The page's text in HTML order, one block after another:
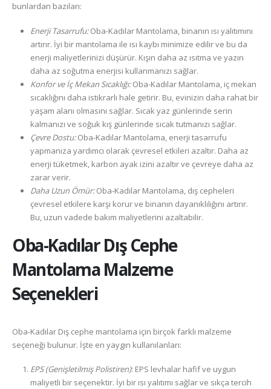
bunlardan bazıları:
Enerji Tasarrufu:Oba-Kadılar Mantolama, binanın ısı yalıtımını
artırır. İyi bir mantolama ile ısı kaybı minimize edilir ve bu da
enerji maliyetlerinizi düşürür. Kışın daha az ısıtma ve yazın
daha az soğutma enerjisi kullanmanızı sağlar.
Konfor ve İç Mekan Sıcaklığı:Oba-Kadılar Mantolama, iç mekan
sıcaklığını daha istikrarlı hale getirir. Bu, evinizin daha rahat bir
yaşam alanı olmasını sağlar. Sıcak yaz günlerinde serin
kalmanızı ve soğuk kış günlerinde sıcak tutmanızı sağlar.
Çevre Dostu:Oba-Kadılar Mantolama, enerji tasarrufu
yapmanıza yardımcı olarak çevresel etkileri azaltır. Daha az
enerji tüketmek, karbon ayak izini azaltır ve çevreye daha az
zarar verir.
Daha Uzun Ömür:Oba-Kadılar Mantolama, dış cepheleri
çevresel etkilere karşı korur ve binanın dayanıklılığını artırır.
Bu, uzun vadede bakım maliyetlerini azaltabilir.
Oba-KadılarDış Cephe
Mantolama Malzeme
Seçenekleri
Oba-Kadılar Dış cephe mantolama için birçok farklı malzeme
seçeneği bulunur. İşte en yaygın kullanılanları:
EPS (Genişletilmiş Polistiren): EPS levhalar hafif ve uygun
maliyetli bir seçenektir. İyi bir ısı yalıtımı sağlar ve sıkça tercih